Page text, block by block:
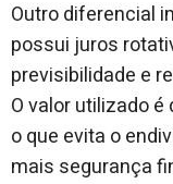
Outro diferencial
possui juros
previsibilidade e
O valor utilizado
o que evita o
mais segurança